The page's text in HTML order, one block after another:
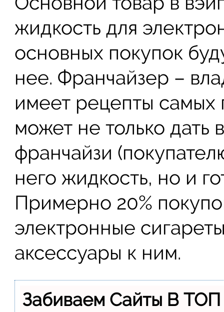
жидкость для
основных покупок
нее. Франчайзер –
имеет рецепты самых
может не только дать
франчайзи
него жидкость, но и
Примерно 20%
электронные
аксессуары к ним.
Забиваем Сайты В